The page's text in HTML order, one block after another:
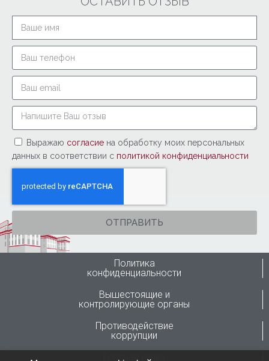
Выражаю согласие на обработку моих персональных
данных в соответствии с политикой конфиденциальности
ОТПРАВИТЬ
Политика
конфиденциальности
Вышестоящие и
контролирующие органы
Противодействие
коррупции
Горячая линия